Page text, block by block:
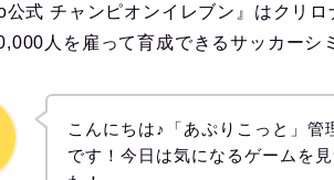
公式 チャンピオンイレブン』はクリ
人を雇って育成できるサッカーシ
こんにちは♪「あぷりこっと」管
です！今日は気になるゲームを